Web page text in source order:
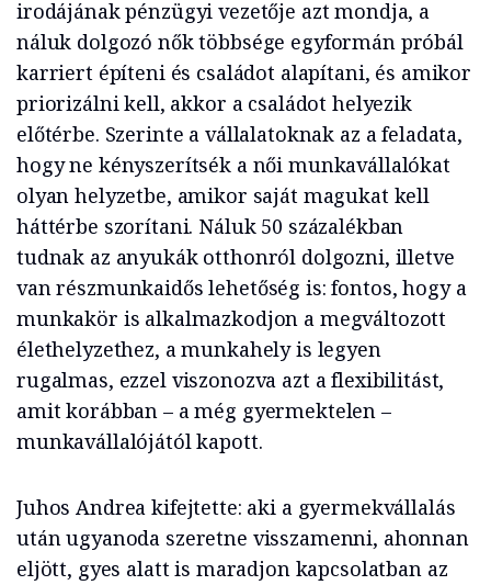
irodájának pénzügyi vezetője azt mondja, a
náluk dolgozó nők többsége egyformán próbál
karriert építeni és családot alapítani, és amikor
priorizálni kell, akkor a családot helyezik
előtérbe. Szerinte a vállalatoknak az a feladata,
hogy ne kényszerítsék a női munkavállalókat
olyan helyzetbe, amikor saját magukat kell
háttérbe szorítani. Náluk 50 százalékban
tudnak az anyukák otthonról dolgozni, illetve
van részmunkaidős lehetőség is: fontos, hogy a
munkakör is alkalmazkodjon a megváltozott
élethelyzethez, a munkahely is legyen
rugalmas, ezzel viszonozva azt a flexibilitást,
amit korábban – a még gyermektelen –
munkavállalójától kapott.
Juhos Andrea kifejtette: aki a gyermekvállalás
után ugyanoda szeretne visszamenni, ahonnan
eljött, gyes alatt is maradjon kapcsolatban az